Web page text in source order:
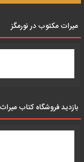
میرات مکتوب در نورمگز
بازدید فروشگاه کتاب میراث